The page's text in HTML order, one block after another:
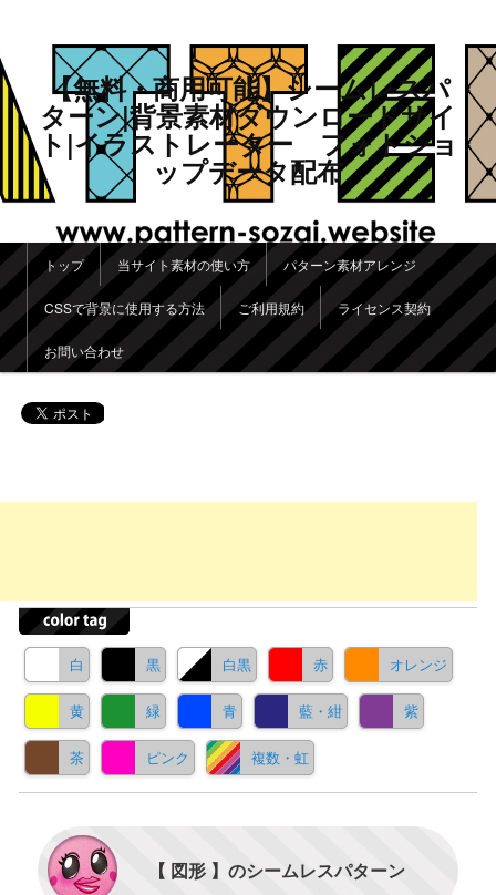
【無料・商用可能】シームレスパ
ターン|背景素材ダウンロードサイ
ト|イラストレーター フォトショ
ップデータ配布
メインメニュー
メインコンテンツへ移動
サブコンテンツへ移動
トップ 当サイト素材の使い方 パターン素材アレンジ
CSSで背景に使用する方法 ご利用規約 ライセンス契約
お問い合わせ
白 黒 白黒 赤 オレンジ
黄 緑 青 藍・紺 紫
茶 ピンク 複数・虹
【 図形 】のシームレスパターン